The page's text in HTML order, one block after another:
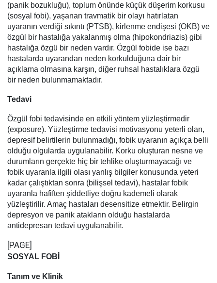
(panik bozukluğu), toplum önünde küçük düşerim korkusu
(sosyal fobi), yaşanan travmatik bir olayı hatırlatan
uyaranın verdiği sıkıntı (PTSB), kirlenme endişesi (OKB) ve
özgül bir hastalığa yakalanmış olma (hipokondriazis) gibi
hastalığa özgü bir neden vardır. Özgül fobide ise bazı
hastalarda uyarandan neden korkulduğuna dair bir
açıklama olmasına karşın, diğer ruhsal hastalıklara özgü
bir neden bulunmamaktadır.
Tedavi
Özgül fobi tedavisinde en etkili yöntem yüzleştirmedir
(exposure). Yüzleştirme tedavisi motivasyonu yeterli olan,
depresif belirtilerin bulunmadığı, fobik uyaranın açıkça belli
olduğu olgularda uygulanabilir. Korku oluşturan nesne ve
durumların gerçekte hiç bir tehlike oluşturmayacağı ve
fobik uyaranla ilgili olası yanlış bilgiler konusunda yeteri
kadar çalıştıktan sonra (bilişsel tedavi), hastalar fobik
uyaranla hafiften şiddetliye doğru kademeli olarak
yüzleştirilir. Amaç hastaları desensitize etmektir. Belirgin
depresyon ve panik atakların olduğu hastalarda
antidepresan tedavi uygulanabilir.
[PAGE]
SOSYAL FOBİ
Tanım ve Klinik